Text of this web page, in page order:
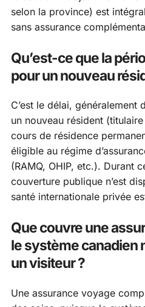
selon la province) est
sans assurance
Qu’est-ce que la
pour un nouveau
C’est le délai, généralement
un nouveau résident
cours de résidence
éligible au régime
(RAMQ, OHIP, etc.). Durant
couverture publique n’est
santé internationale privée
Que couvre une
le système canadien
un visiteur ?
Une assurance voyage